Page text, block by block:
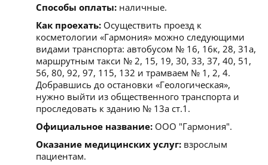
Способы оплаты: наличные.
Как проехать: Осуществить проезд к
косметологии «Гармония» можно следующими
видами транспорта: автобусом № 16, 16к, 28, 31а,
маршрутным такси № 2, 15, 19, 30, 33, 37, 40, 51,
56, 80, 92, 97, 115, 132 и трамваем № 1, 2, 4.
Добравшись до остановки «Геологическая»,
нужно выйти из общественного транспорта и
проследовать к зданию № 13а ст.1.
Официальное название: ООО "Гармония".
Оказание медицинских услуг: взрослым
пациентам.